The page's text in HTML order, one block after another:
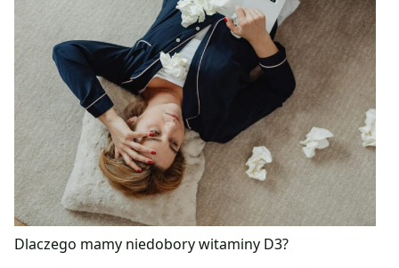
Dlaczego mamy niedobory witaminy D3?